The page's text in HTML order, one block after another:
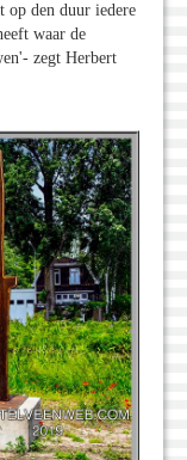
op den duur iedere
waar de
zegt Herbert